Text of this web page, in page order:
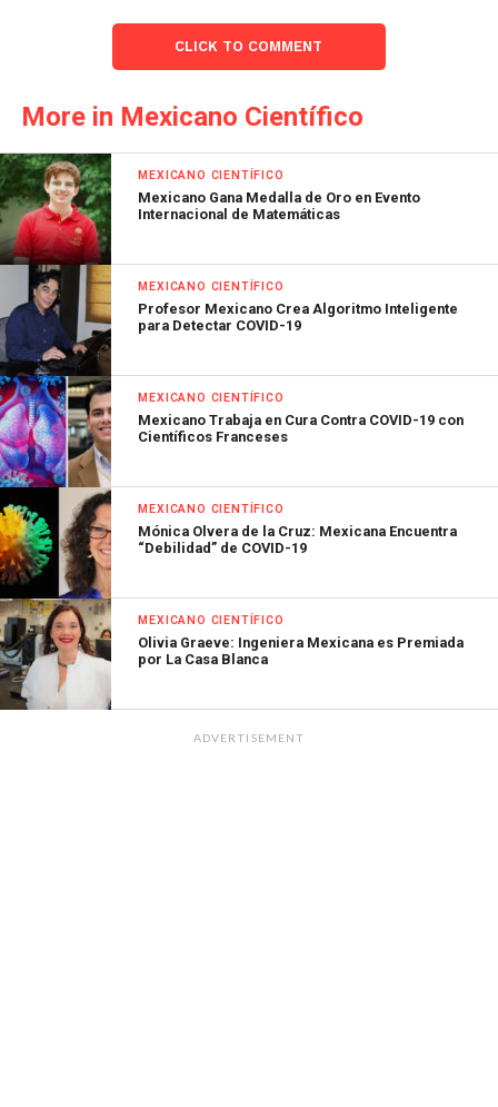
CLICK TO COMMENT
More in Mexicano Científico
MEXICANO CIENTÍFICO
Mexicano Gana Medalla de Oro en Evento
Internacional de Matemáticas
MEXICANO CIENTÍFICO
Profesor Mexicano Crea Algoritmo Inteligente
para Detectar COVID-19
MEXICANO CIENTÍFICO
Mexicano Trabaja en Cura Contra COVID-19 con
Científicos Franceses
MEXICANO CIENTÍFICO
Mónica Olvera de la Cruz: Mexicana Encuentra
“Debilidad” de COVID-19
MEXICANO CIENTÍFICO
Olivia Graeve: Ingeniera Mexicana es Premiada
por La Casa Blanca
ADVERTISEMENT